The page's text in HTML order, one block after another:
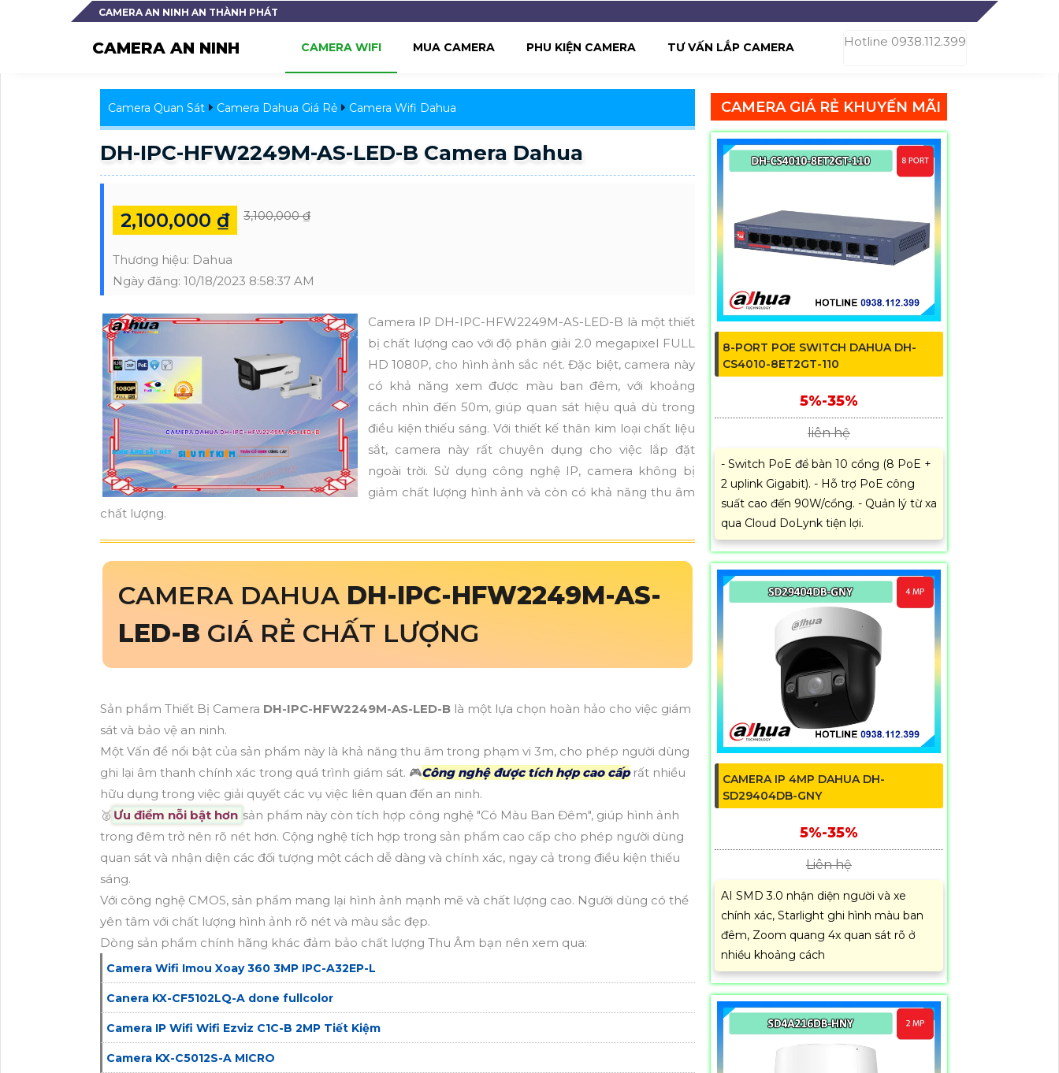
CAMERA AN NINH AN THÀNH PHÁT
CAMERA AN NINH Hotline 0938.112.399
CAMERA WIFI MUA CAMERA PHU KIỆN CAMERA TƯ VẤN LẮP CAMERA
Camera Quan Sát Camera Dahua Giá Rẻ Camera Wifi Dahua
DH-IPC-HFW2249M-AS-LED-B Camera Dahua
2,100,000 ₫ 3,100,000 ₫
Thương hiệu: Dahua
Ngày đăng: 10/18/2023 8:58:37 AM
Camera IP DH-IPC-HFW2249M-AS-LED-B là một thiết
bị chất lượng cao với độ phân giải 2.0 megapixel FULL
HD 1080P, cho hình ảnh sắc nét. Đặc biệt, camera này
có khả năng xem được màu ban đêm, với khoảng
cách nhìn đến 50m, giúp quan sát hiệu quả dù trong
điều kiện thiếu sáng. Với thiết kế thân kim loại chất liệu
sắt, camera này rất chuyên dụng cho việc lắp đặt
ngoài trời. Sử dụng công nghệ IP, camera không bị
giảm chất lượng hình ảnh và còn có khả năng thu âm
chất lượng.
CAMERA DAHUA DH-IPC-HFW2249M-AS-
LED-B GIÁ RẺ CHẤT LƯỢNG
Sản phẩm Thiết Bị Camera DH-IPC-HFW2249M-AS-LED-B là một lựa chọn hoàn hảo cho việc giám
sát và bảo vệ an ninh.
Một Vấn đề nổi bật của sản phẩm này là khả năng thu âm trong phạm vi 3m, cho phép người dùng
ghi lại âm thanh chính xác trong quá trình giám sát. 🎮Công nghệ được tích hợp cao cấprất nhiều
hữu dụng trong việc giải quyết các vụ việc liên quan đến an ninh.
🥈️ Ưu điểm nỗi bật hơn sản phẩm này còn tích hợp công nghệ "Có Màu Ban Đêm", giúp hình ảnh
trong đêm trở nên rõ nét hơn. Cộng nghệ tích hợp trong sản phẩm cao cấp cho phép người dùng
quan sát và nhận diện các đối tượng một cách dễ dàng và chính xác, ngay cả trong điều kiện thiếu
sáng.
Với công nghệ CMOS, sản phẩm mang lại hình ảnh mạnh mẽ và chất lượng cao. Người dùng có thể
yên tâm với chất lượng hình ảnh rõ nét và màu sắc đẹp.
Dòng sản phẩm chính hãng khác đảm bảo chất lượng Thu Âm bạn nên xem qua:
Camera Wifi Imou Xoay 360 3MP IPC-A32EP-L
Canera KX-CF5102LQ-A done fullcolor
Camera IP Wifi Wifi Ezviz C1C-B 2MP Tiết Kiệm
Camera KX-C5012S-A MICRO
CAMERA GIÁ RẺ KHUYẾN MÃI
8-PORT POE SWITCH DAHUA DH-
CS4010-8ET2GT-110
5%-35%
liên hệ
- Switch PoE để bàn 10 cổng (8 PoE +
2 uplink Gigabit). - Hỗ trợ PoE công
suất cao đến 90W/cổng. - Quản lý từ xa
qua Cloud DoLynk tiện lợi.
CAMERA IP 4MP DAHUA DH-
SD29404DB-GNY
5%-35%
Liên hệ
AI SMD 3.0 nhận diện người và xe
chính xác, Starlight ghi hình màu ban
đêm, Zoom quang 4x quan sát rõ ở
nhiều khoảng cách